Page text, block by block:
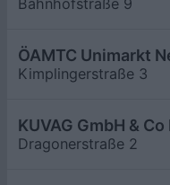
Bahnhofstraße 9
ÖAMTC Unimarkt
Kimplingerstraße 3
KUVAG GmbH & Co
Dragonerstraße 2